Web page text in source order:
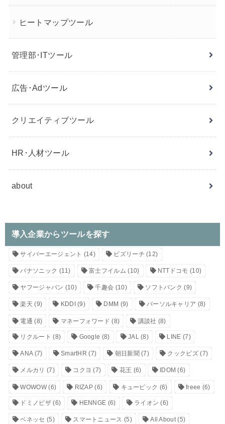
ヒートマップツール
管理部･ITツール
広告･Adツール
クリエイティブツール
HR･人材ツール
about
導入企業からツールを探す
サイバーエージェント (14) ビズリーチ (12)
パナソニック (11) 富士フイルム (10) NTTドコモ (10)
ヤフージャパン (10) 千趣会 (10) ソフトバンク (9)
楽天 (9) KDDI (9) DMM (9) パーソルキャリア (8)
電通 (8) マネーフォワード (8) 講談社 (8)
リクルート (8) Google (8) JAL(8) LINE (7)
ANA(7) SmartHR (7) 朝日新聞 (7) クックビズ(7)
メルカリ (7) コクヨ (7) 花王 (6) IDOM (6)
WOWOW(6) RIZAP (6) キュービック (6) freee (6)
ドミノピザ(6) HENNGE (6) ライオン (6)
ベネッセ (5) スマートニュース (5) All About(5)